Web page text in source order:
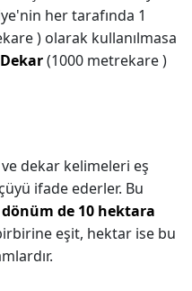
her tarafında 1
) olarak kullanılmasa
Dekar(1000 metrekare )
dekar kelimeleri eş
ifade ederler. Bu
de 10 hektara
eşit, hektar ise bu